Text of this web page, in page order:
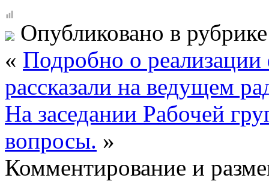
Опубликовано в
« Подробно о реализации
рассказали на ведущем
На заседании Рабочей
вопросы. »
Комментирование и